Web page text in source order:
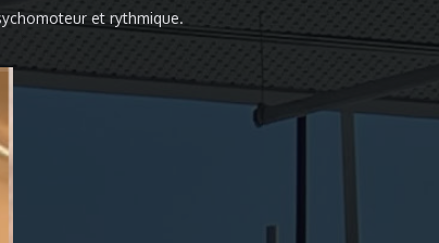
et rythmique.